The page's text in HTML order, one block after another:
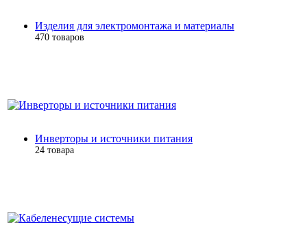
Изделия для электромонтажа и материалы
470 товаров
Инверторы и источники питания
24 товара